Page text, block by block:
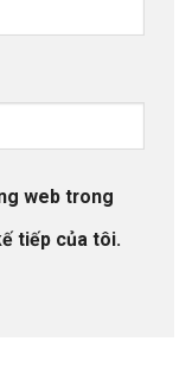
web trong
tiếp của tôi.